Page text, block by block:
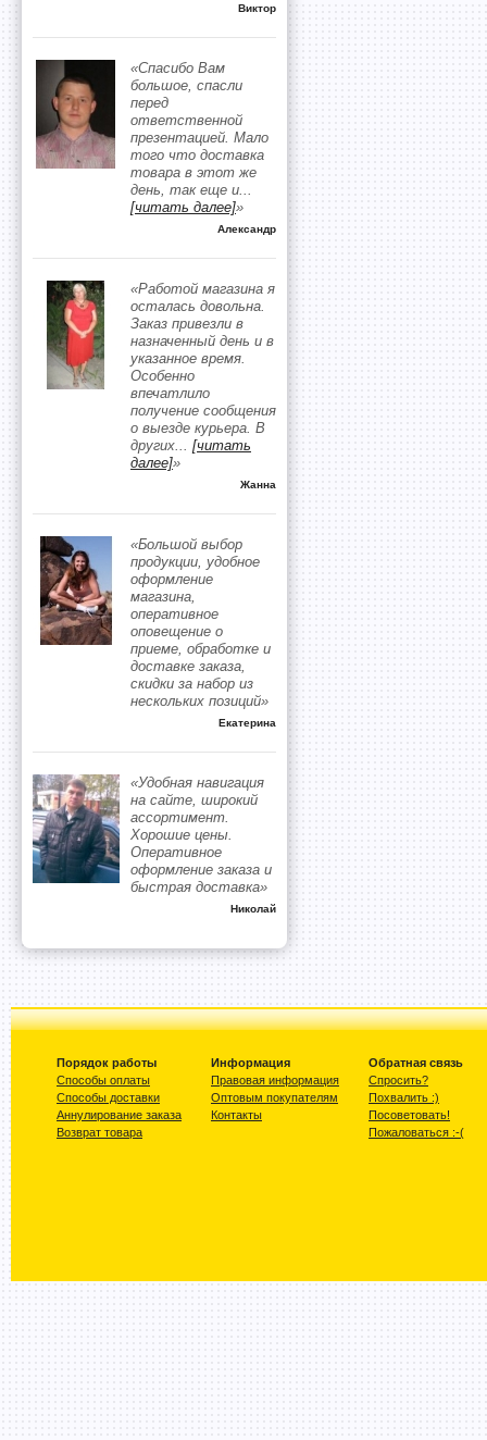
Виктор
«Спасибо Вам
большое, спасли
перед
ответственной
презентацией. Мало
того что доставка
товара в этот же
день, так еще и...
[читать далее]»
Александр
«Работой магазина я
осталась довольна.
Заказ привезли в
назначенный день и в
указанное время.
Особенно
впечатлило
получение сообщения
о выезде курьера. В
других... [читать
далее]»
Жанна
«Большой выбор
продукции, удобное
оформление
магазина,
оперативное
оповещение о
приеме, обработке и
доставке заказа,
скидки за набор из
нескольких позиций»
Екатерина
«Удобная навигация
на сайте, широкий
ассортимент.
Хорошие цены.
Оперативное
оформление заказа и
быстрая доставка»
Николай
Порядок работы
Способы оплаты
Способы доставки
Аннулирование заказа
Возврат товара
Информация
Правовая информация
Оптовым покупателям
Контакты
Обратная связь
Спросить?
Похвалить :)
Посоветовать!
Пожаловаться :-(